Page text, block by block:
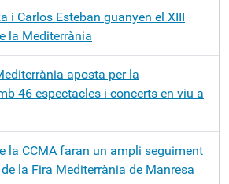
i Carlos Esteban guanyen el XIII
la Mediterrània
aposta per la
46 espectacles i concerts en viu a
la CCMA faran un ampli seguiment
la Fira Mediterrània de Manresa